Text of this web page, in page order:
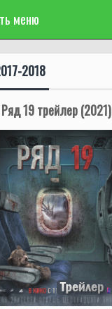
меню
2018
Ряд 19 трейлер (2021)